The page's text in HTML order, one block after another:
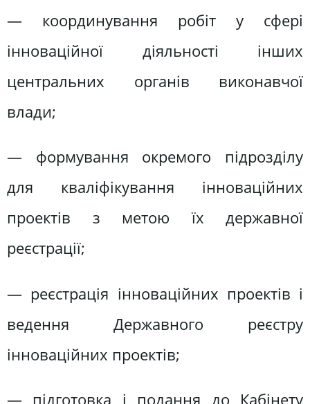
— координування робіт у сфері
інноваційної діяльності інших
центральних органів виконавчої
влади;
— формування окремого підрозділу
для кваліфікування інноваційних
проектів з метою їх державної
реєстрації;
— реєстрація інноваційних проектів і
ведення Державного реєстру
інноваційних проектів;
— підготовка і подання до Кабінету